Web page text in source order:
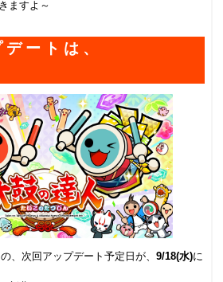
ますよ～
ートは、
、次回アップデート予定日が、9/18(水)に